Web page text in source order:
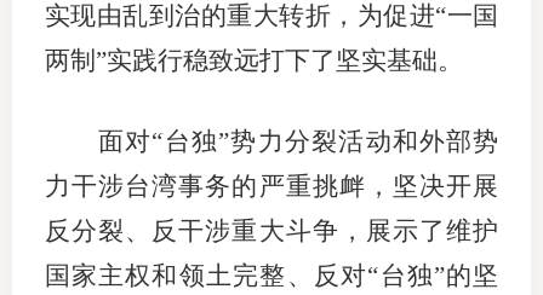
实现由乱到治的重大转折，为促进“一国
两制”实践行稳致远打下了坚实基础。
面对“台独”势力分裂活动和外部势
力干涉台湾事务的严重挑衅，坚决开展
反分裂、反干涉重大斗争，展示了维护
国家主权和领土完整、反对“台独”的坚